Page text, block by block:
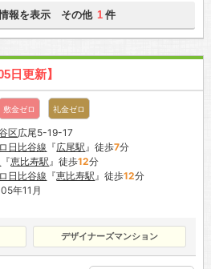
報を表示 その他 1 件
日更新】
敷金ゼロ 礼金ゼロ
区広尾5-19-17
日比谷線 『広尾駅』徒歩7分
『恵比寿駅』徒歩12分
日比谷線 『恵比寿駅』徒歩12分
年11月
デザイナーズマンション